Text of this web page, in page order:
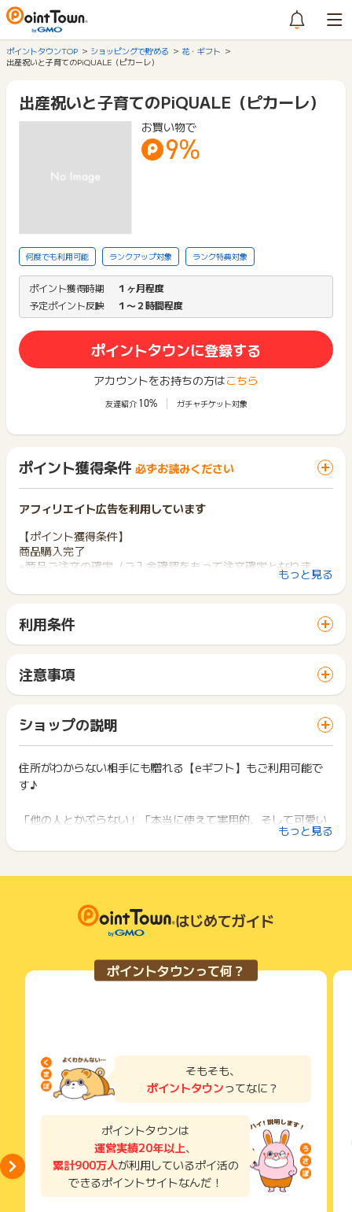
ポイントタウンTOP ショッピングで貯める
花・ギフト
出産祝いと子育てのPiQUALE（ピカーレ）
出産祝いと子育てのPiQUALE（ピカーレ）
お買い物で
9%
何度でも利用可能 ランクアップ対象 ランク特典対象
ポイント獲得時期
１ヶ月程度
予定ポイント反映
１〜２時間程度
ポイントタウンに登録する
アカウントをお持ちの方はこちら
友達紹介 10% ガチャチケット対象
ポイント獲得条件 必ずお読みください
アフィリエイト広告を利用しています
【ポイント獲得条件】
商品購入完了
※商品ご注文の確定（ご入金確認をもって注文確定となりま
※ご入金が確認できず、購入が確定しない場合
※ご住所の不備、長期不在などで商品のお届けができなかった場
※注文キャンセル（クーリングオフ）
※サイト内でセール開催中やクーポン利用等で割引された部分の
価格（値引き分）、送料はポイント対象外
※本ページ以外からのご購入
※不備・不正・虚偽・重複・いたずら・キャンセル・返品
※その他お申込内容に不備がある場合
※銀行振込での決済は対象外
【広告の使い方】
リック→お客様情報入力→今すぐ払う/ご注文完了をクリック→
・お問い合わせ内容
・広告ID、広告名
・登録メールアドレス
・注文完了メール
もっと見る
利用条件
サイトに移動してからお申し込みやお買い物が完了するまでの
間に、同じブラウザ（※）で他のサイトに移動した場合はポイン
ト獲得ができません。
「 ショッピングでポイントGET 」ボタンを押した時とサービ
ス・お買い物利用時で、デバイス・ブラウザが異なる場合はポ
イント獲得ができません。
2回以上同じお買い物・サービスをご利用される場合は、毎回
ポイントタウンに戻り、「 ショッピングでポイントGET 」ボ
下記の事項に該当する場合、広告主側で対象外とみなし、「獲
い物を複数回ご利用された場合
て一度でも同サービス・お買い物を利用されたことがある場合
ご利用前には、Cookieの削除をおこなっていただくことを推奨
サービス・お買い物利用時にお電話など2つ以上の申し込み方
法がある場合、必ずサイト上のWEBフォームからお申し込みく
了などのメールは、ポイント獲得するまで必ず保管してくださ
獲得待ち・獲得失敗の状態でお問い合わせされる際に、該当の
メールを送っていただく場合がございます。
そのため、紛失・破棄された場合は対応いたしかねますので、
ご注意ください。
(※) SafariやChromeなどwebサイトを表示するアプリのこと
注意事項
一部のサービスにつきましては、1商品につき10円単位の金額
は切り捨てとなります。
ポイント獲得が1ポイント未満のものは切り捨てとなり、ポイ
ント履歴には記載されません。
原則として広告主側のポイント等を利用して支払われた金額分
につきましては、ポイントタウンのポイント獲得の対象には含
広告主が運営しているサービスの都合もしくは会員様の都合で
商品の交換や一部でもキャンセルされた場合、ポイントが無効
になる可能性もございます。
条件を達成しているかどうかは各広告主ではなく、代理店が行
っているため、広告主はポイントに関する詳細を把握しており
そのため、ポイントタウンのポイントに関するお問い合わせを
広告主様に直接行わないようお願いいたします。
ショップの説明
住所がわからない相手にも贈れる【eギフト】もご利用可能で
す♪
「他の人とかぶらない」「本当に使えて実用的、そして可愛い
出産祝い・内祝いにぴったりなギフトをご提案しています。
海外ベビーグッズ、
知育に繋がるおしゃれ玩具など取り揃えております。
ご自宅用に贈り物にぜひご検討ください。
もっと見る
はじめてガイド
ポイントタウンって何？
そもそも、
ポイントタウンってなに？
ポイントタウンは
運営実績20年以上、
累計900万人が利用しているポイ活の
できるポイントサイトなんだ！